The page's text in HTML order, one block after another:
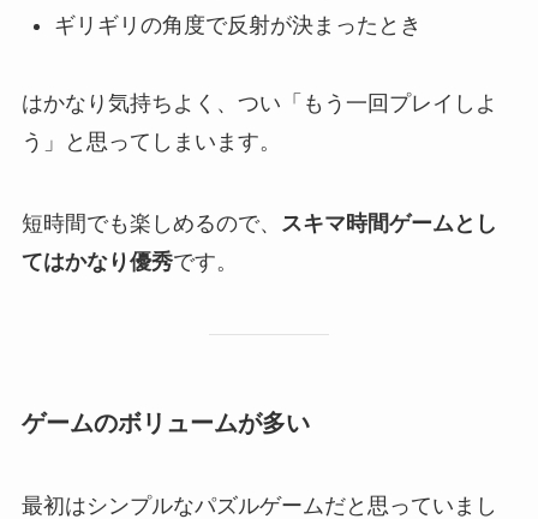
ギリギリの角度で反射が決まったとき
はかなり気持ちよく、つい「もう一回プレイしよ
う」と思ってしまいます。
短時間でも楽しめるので、
スキマ時間ゲームとし
てはかなり優秀です。
ゲームのボリュームが多い
最初はシンプルなパズルゲームだと思っていまし